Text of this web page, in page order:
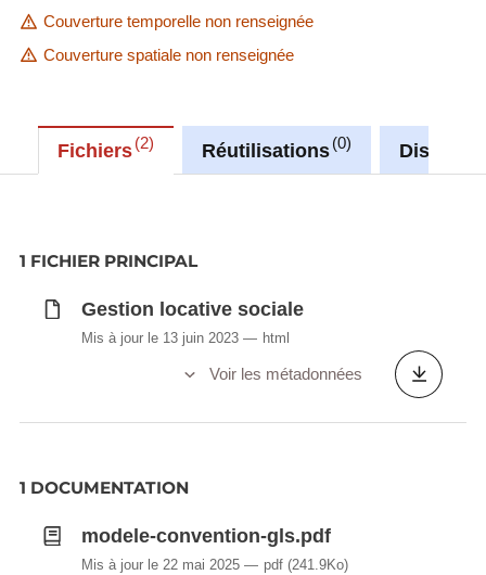
Couverture temporelle non renseignée
Couverture spatiale non renseignée
Fichiers 2 Réutilisations 0
1 FICHIER PRINCIPAL
Gestion locative sociale
Mis à jour le 13 juin 2023 html
Voir les métadonnées
1 DOCUMENTATION
modele-convention-gls.pdf
Mis à jour le 22 mai 2025 pdf (241.9Ko)